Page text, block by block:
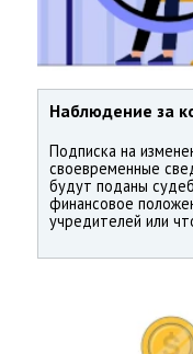
Наблюдение за
Подписка на
своевременные
будут поданы
финансовое
учредителей или